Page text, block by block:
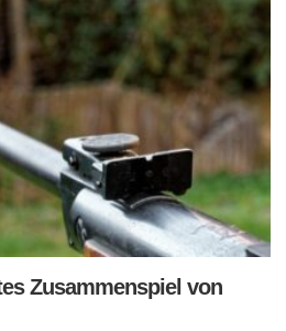
Zusammenspiel von